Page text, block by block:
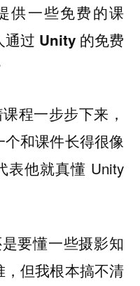
供一些免费的课
通过 Unity 的免费
程一步步下来，
和课件长得很像
表他就真懂 Unity
要懂一些摄影知
但我根本搞不清